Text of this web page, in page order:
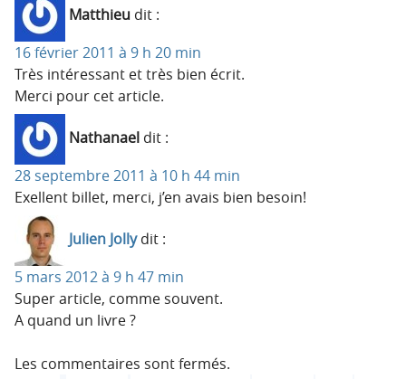
Matthieu dit :
16 février 2011 à 9 h 20 min
Très intéressant et très bien écrit.
Merci pour cet article.
Nathanael dit :
28 septembre 2011 à 10 h 44 min
Exellent billet, merci, j’en avais bien besoin!
Julien Jolly dit :
5 mars 2012 à 9 h 47 min
Super article, comme souvent.
A quand un livre ?
Les commentaires sont fermés.